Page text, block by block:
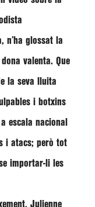
, n’ha glossat la
valenta. Que
la seva lluita
i botxins
escala nacional
i atacs; però tot
importar-li les
Julienne